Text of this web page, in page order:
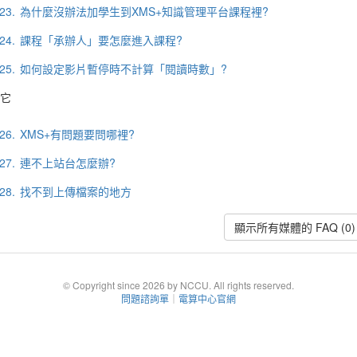
為什麼沒辦法加學生到XMS+知識管理平台課程裡?
課程「承辦人」要怎麼進入課程?
如何設定影片暫停時不計算「閱讀時數」?
XMS+有問題要問哪裡?
連不上站台怎麼辦?
找不到上傳檔案的地方
顯示所有媒體的 FAQ (0)
© Copyright since 2026 by NCCU. All rights reserved.
問題諮詢單 ｜ 電算中心官網